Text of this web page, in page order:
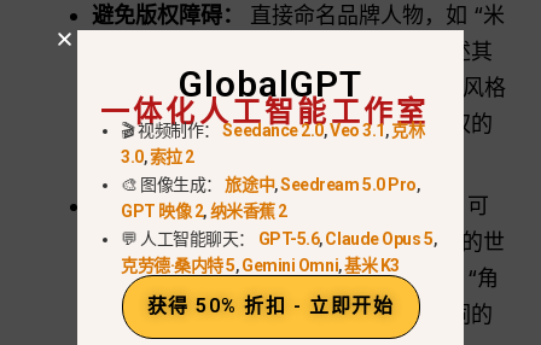
避免版权障碍：
直接命名品牌人物，如 “米
老鼠”，会引起侵权。取而代之的是描述其
美感：“一只具有 20 世纪 30 年代动画风格
的经典卡通老鼠”，从而在不侵犯商标权的
情况下达到理想的外观效果。.
分层生成对于不断被标记的复杂场景，可
尝试先生成背景和环境。一旦有了稳定的世
界状态，就可以在第二遍中整合主题或 “角
色”，以减少单个提示中潜在敏感关键词的
GlobalGPT
一体化人工智能工作室
🎬 视频制作：Seedance 2.0,Veo 3.1,克林
3.0,索拉 2
🎨 图像生成：旅途中,Seedream 5.0 Pro,
GPT 映像 2,纳米香蕉 2
💬 人工智能聊天： GPT-5.6,Claude Opus 5,
克劳德·桑内特 5,Gemini Omni,基米 K3
获得 50% 折扣 - 立即开始